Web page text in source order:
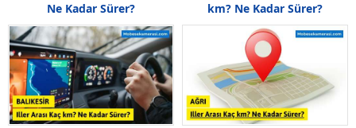
Ne Kadar Sürer?
km? Ne Kadar Sürer?